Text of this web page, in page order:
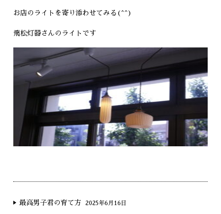
お店のライトを寄り添わせてみる(^^)
飛松灯器さんのライトです
最高男子君の育て方 2025年6月16日